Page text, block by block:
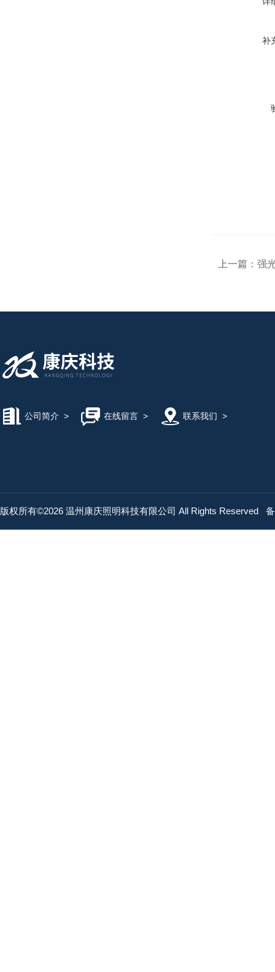
补
上一篇： 强
公司简介 > 在线留言> 联系我们 >
版权所有©2026 温州康庆照明科技有限公司 All Rights Reserved